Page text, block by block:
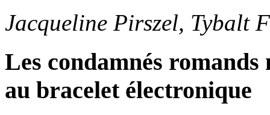
Jacqueline Pirszel, Tybalt
Les condamnés romands
au bracelet électronique